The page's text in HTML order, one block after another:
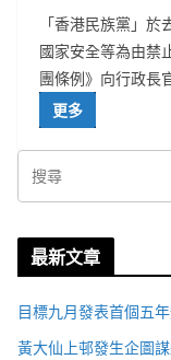
「香港民族黨」
國家安全等為由禁
團條例》向行政長
更多
最新文章
目標九月發表首個五
黃大仙上邨發生企圖